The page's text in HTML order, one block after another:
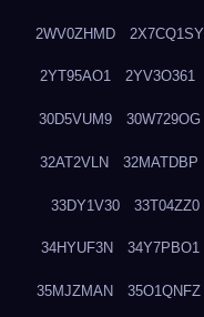
2WV0ZHMD 2X7CQ1SY
2YT95AO1 2YV3O361
30D5VUM9 30W729OG
32AT2VLN 32MATDBP
33DY1V30 33T04ZZ0
34HYUF3N 34Y7PBO1
35MJZMAN 35O1QNFZ